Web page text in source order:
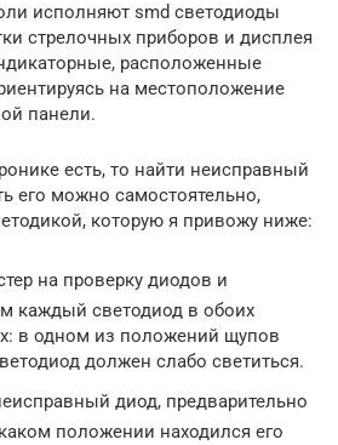
исполняют smd светодиоды
стрелочных приборов и дисплея
расположенные
на местоположение
панели.
есть, то найти неисправный
его можно самостоятельно,
которую я привожу ниже:
на проверку диодов и
каждый светодиод в обоих
в одном из положений щупов
должен слабо светиться.
диод, предварительно
положении находился его